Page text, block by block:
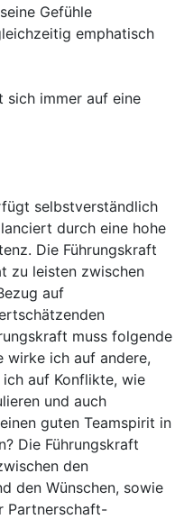
Gefühle
emphatisch
sich immer auf eine
selbstverständlich
durch eine hohe
Die Führungskraft
zu leisten zwischen
auf
muss folgende
wirke ich auf andere,
auf Konflikte, wie
und auch
guten Teamspirit in
Die Führungskraft
den
den Wünschen, sowie
Partnerschaft-